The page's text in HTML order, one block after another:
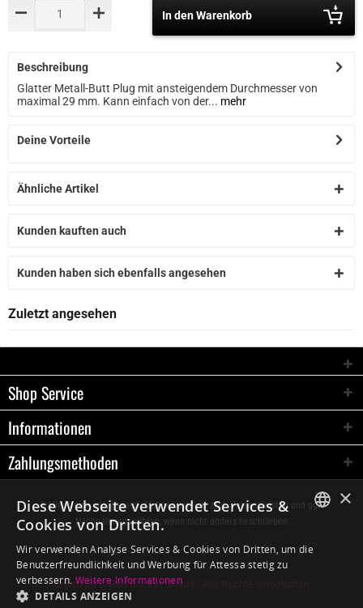
In den Warenkorb
Beschreibung
Glatter Metall-Butt Plug mit ansteigendem Durchmesser von
maximal 29 mm. Kann einfach von der... mehr
Deine Vorteile
Ähnliche Artikel
Kunden kauften auch
Kunden haben sich ebenfalls angesehen
Zuletzt angesehen
Shop Service
Informationen
Zahlungsmethoden
* Alle Preise inkl. gesetzl. Mehrwertsteuer zzgl.Versandkostenund ggf.
Nachnahmegebühren, wenn nicht anders beschrieben
Copyright © Red Rocket GmbH - Alle Rechte vorbehalten
×
Diese Webseite verwendet Services &
Cookies von Dritten.
Wir verwenden Analyse Services & Cookies von Dritten, um die
Benutzerfreundlichkeit und Werbung für Attessa stetig zu
verbessern. Weitere Informationen
DETAILS ANZEIGEN